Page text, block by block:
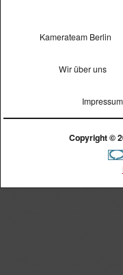
Kamerateam Berlin
Wir über uns
Copyright ©